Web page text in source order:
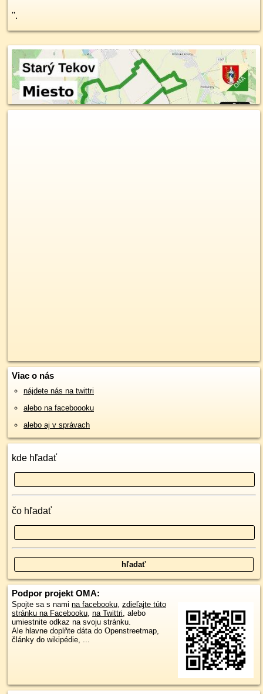
''.
Viac o nás
nájdete nás na twittri
alebo na faceboooku
alebo aj v správach
kde hľadať
čo hľadať
Podpor projekt OMA:
Spojte sa s nami na facebooku, zdieľajte túto
stránku na Facebooku, na Twittri, alebo
umiestnite odkaz na svoju stránku.
Ale hlavne doplňte dáta do Openstreetmap,
články do wikipédie, ...